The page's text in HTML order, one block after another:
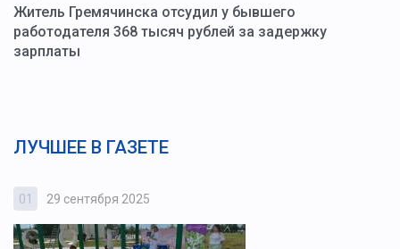
Житель Гремячинска отсудил у бывшего
работодателя 368 тысяч рублей за задержку
зарплаты
ЛУЧШЕЕ В ГАЗЕТЕ
01 29 сентября 2025